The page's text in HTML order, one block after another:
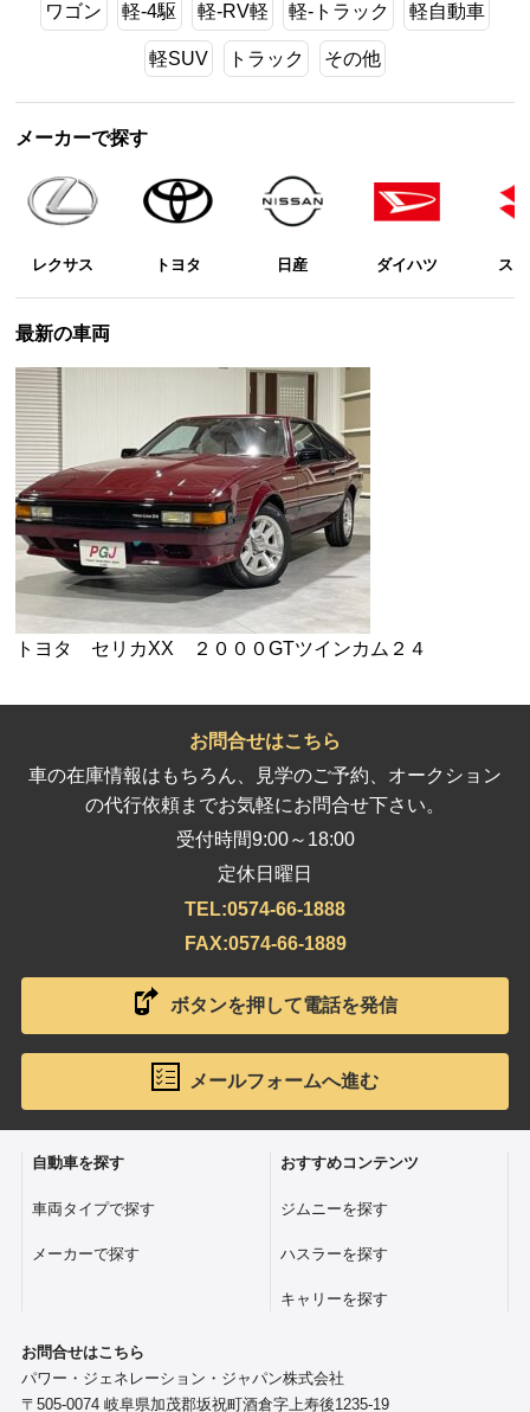
ワゴン 軽-4駆 軽-RV軽 軽-トラック 軽自動車
軽SUV トラック その他
メーカーで探す
レクサス トヨタ 日産 ダイハツ ス
最新の車両
トヨタ セリカXX ２０００GTツインカム２４
お問合せはこちら
車の在庫情報はもちろん、見学のご予約、オークション
の代行依頼までお気軽にお問合せ下さい。
受付時間9:00～18:00
定休日曜日
TEL:0574-66-1888
FAX:0574-66-1889
ボタンを押して電話を発信
メールフォームへ進む
自動車を探す
車両タイプで探す
メーカーで探す
おすすめコンテンツ
ジムニーを探す
ハスラーを探す
キャリーを探す
お問合せはこちら
パワー・ジェネレーション・ジャパン株式会社
〒505-0074 岐阜県加茂郡坂祝町酒倉字上寿後1235-19